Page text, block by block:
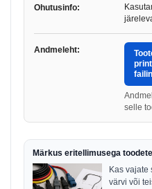
Ohutusinfo:
Andmeleht:
selle
Märkus eritellimusega
Kas vajate
värvi või